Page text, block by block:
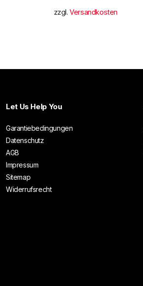
zzgl.Versandkosten
Let Us Help You
Garantiebedingungen
Datenschutz
AGB
Impressum
Sitemap
Widerrufsrecht